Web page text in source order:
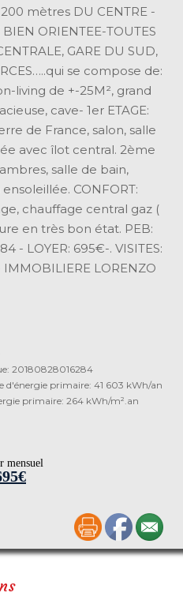
mètres DU CENTRE -
ORIENTEE-TOUTES
GARE DU SUD,
se compose de:
living de +-25M², grand
cave- 1er ETAGE:
de France, salon, salle
avec îlot central. 2ème
salle de bain,
CONFORT:
chauffage central gaz (
en très bon état. PEB:
- LOYER: 695€-. VISITES:
LORENZO
20180828016284
primaire: 41 603 kWh/an
primaire: 264 kWh/m².an
mensuel